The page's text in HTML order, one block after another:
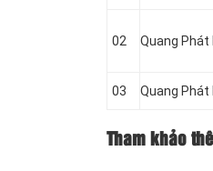
02 Quang
03 Quang Phát
Tham khảo